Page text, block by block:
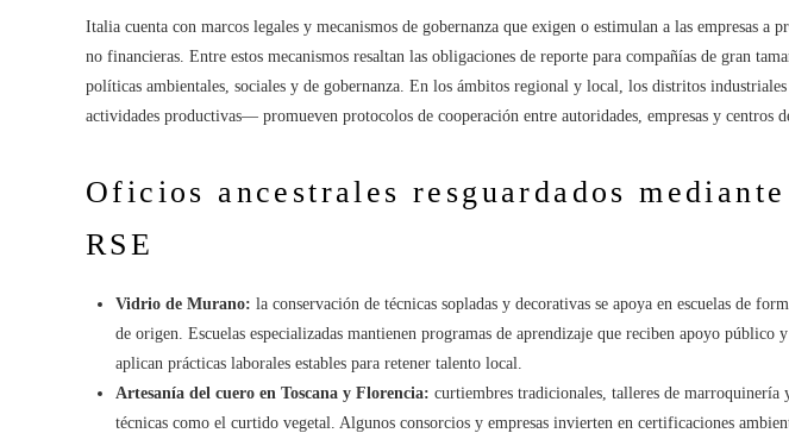
Italia cuenta con marcos legales y mecanismos de gobernanza que exigen o estimulan a las empresas a
no financieras. Entre estos mecanismos resaltan las obligaciones de reporte para compañías de gran
políticas ambientales, sociales y de gobernanza. En los ámbitos regional y local, los distritos
actividades productivas— promueven protocolos de cooperación entre autoridades, empresas y centros
Oficios ancestrales resguardados
RSE
Vidrio de Murano: la conservación de técnicas sopladas y decorativas se apoya en escuelas de
de origen. Escuelas especializadas mantienen programas de aprendizaje que reciben apoyo público
aplican prácticas laborales estables para retener talento local.
Artesanía del cuero en Toscana y Florencia: curtiembres tradicionales, talleres de marroquinería
técnicas como el curtido vegetal. Algunos consorcios y empresas invierten en certificaciones